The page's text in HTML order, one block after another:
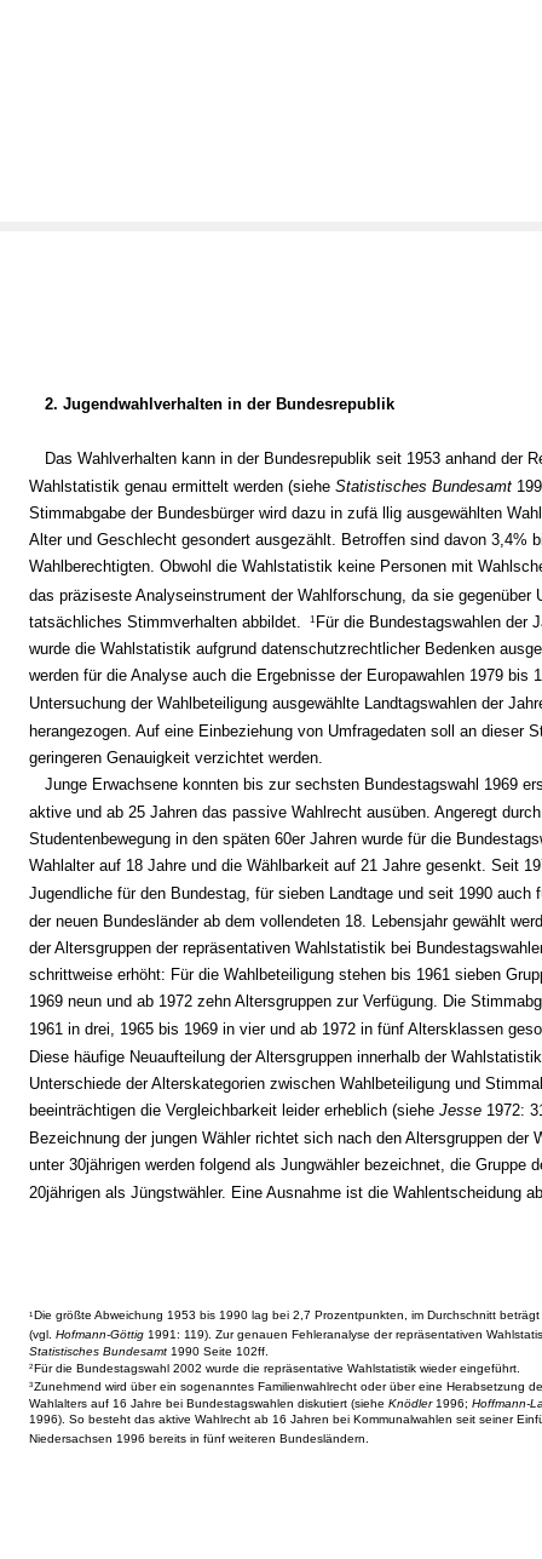
2. Jugendwahlverhalten in der Bundesrepublik
Das Wahlverhalten kann in der Bundesrepublik seit 1953 anhand der
Wahlstatistik genau ermittelt werden (siehe Statistisches Bundesamt
Stimmabgabe der Bundesbürger wird dazu in zufä llig ausgewählten
Alter und Geschlecht gesondert ausgezählt. Betroffen sind davon 3,4%
Wahlberechtigten. Obwohl die Wahlstatistik keine Personen mit
das präziseste Analyseinstrument der Wahlforschung, da sie gegenüber
tatsächliches Stimmverhalten abbildet.
1 Für die Bundestagswahlen der
wurde die Wahlstatistik aufgrund datenschutzrechtlicher Bedenken
werden für die Analyse auch die Ergebnisse der Europawahlen 1979 bis
Untersuchung der Wahlbeteiligung ausgewählte Landtagswahlen der
herangezogen. Auf eine Einbeziehung von Umfragedaten soll an dieser
geringeren Genauigkeit verzichtet werden.
Junge Erwachsene konnten bis zur sechsten Bundestagswahl 1969
aktive und ab 25 Jahren das passive Wahlrecht ausüben. Angeregt
Studentenbewegung in den späten 60er Jahren wurde für die
Wahlalter auf 18 Jahre und die Wählbarkeit auf 21 Jahre gesenkt. Seit
Jugendliche für den Bundestag, für sieben Landtage und seit 1990 auch
der neuen Bundesländer ab dem vollendeten 18. Lebensjahr gewählt
der Altersgruppen der repräsentativen Wahlstatistik bei
schrittweise erhöht: Für die Wahlbeteiligung stehen bis 1961 sieben
1969 neun und ab 1972 zehn Altersgruppen zur Verfügung. Die
1961 in drei, 1965 bis 1969 in vier und ab 1972 in fünf Altersklassen
Diese häufige Neuaufteilung der Altersgruppen innerhalb der
Unterschiede der Alterskategorien zwischen Wahlbeteiligung und
beeinträchtigen die Vergleichbarkeit leider erheblich (siehe Jesse1972:
Bezeichnung der jungen Wähler richtet sich nach den Altersgruppen der
unter 30jährigen werden folgend als Jungwähler bezeichnet, die Gruppe
20jährigen als Jüngstwähler. Eine Ausnahme ist die Wahlentscheidung
1 Die größte Abweichung 1953 bis 1990 lag bei 2,7 Prozentpunkten, im Durchschnitt
(vgl. Hofmann-Göttig1991: 119). Zur genauen Fehleranalyse der repräsentativen
Statistisches Bundesamt1990 Seite 102ff.
2 Für die Bundestagswahl 2002 wurde die repräsentative Wahlstatistik wieder eingeführt.
3 Zunehmend wird über ein sogenanntes Familienwahlrecht oder über eine Herabsetzung
Wahlalters auf 16 Jahre bei Bundestagswahlen diskutiert (siehe Knödler1996; Hoffmann-
1996). So besteht das aktive Wahlrecht ab 16 Jahren bei Kommunalwahlen seit seiner
Niedersachsen 1996 bereits in fünf weiteren Bundesländern.